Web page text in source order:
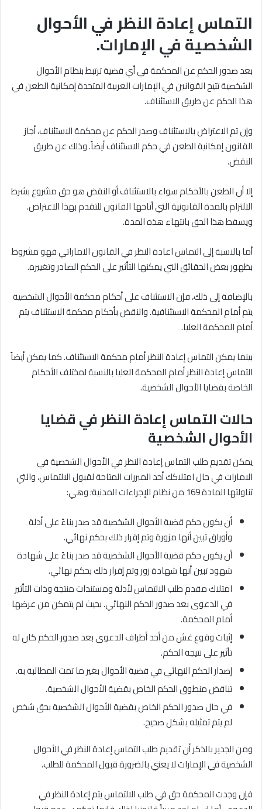
التماس إعادة النظر في الأحوال
الشخصية في الإمارات.
بعد صدور الحكم عن المحكمة في أي قضية ترتبط بنظام الأحوال
الشخصية تتيح القوانين في الإمارات العربية المتحدة إمكانية الطعن في
هذا الحكم عن طريق الاستئناف.
وإن تم الاعتراض بالاستئناف وصدر الحكم عن محكمة الاستئناف، أجاز
القانون إمكانية الطعن في حكم الاستئناف أيضاً. وذلك عن طريق
النقض.
إلا أن الطعن بالأحكام سواء بالاستئناف أو النقض هو حق مشروع بشرط
الالتزام بالمدة القانونية التي أتاحها القانون للتقدم بهذا الاعتراض.
ويسقط هذا الحق بانتهاء هذه المدة.
أما بالنسبة إلى التماس اعادة النظر في القانون الاماراتي فهو مشروط
بظهور بعض الحقائق التي يمكنها التأثير على الحكم الصادر وتغييره.
بالإضافة إلى ذلك، فإن الاستئناف على أحكام محكمة الأحوال الشخصية
يتم أمام المحكمة الاستئنافية. والنقض بأحكام محكمة الاستئناف يتم
أمام المحكمة العليا.
بينما يمكن التماس إعادة النظر أمام محكمة الاستئناف. كما يمكن أيضاً
التماس إعادة النظر أمام المحكمة العليا بالنسبة لمختلف الأحكام
الخاصة بقضايا الأحوال الشخصية.
حالات التماس إعادة النظر في قضايا
الأحوال الشخصية
يمكن تقديم طلب التماس إعادة النظر في الأحوال الشخصية في
الامارات في حال امتلاكك أحد المبررات المتاحة لقبول الالتماس، والتي
تناولتها المادة 169 من نظام الإجراءات المدنية؛ وهي:
أن يكون حكم قضية الأحوال الشخصية قد صدر بناءً على أدلة
وأوراق تبين أنها مزورة وتم إقرار ذلك بحكم نهائي.
أن يكون حكم قضية الأحوال الشخصية قد صدر بناءً على شهادة
شهود تبين أنها شهادة زور وتم إقرار ذلك بحكم نهائي.
امتلاك مقدم طلب الالتماس لأدلة ومستندات منتجة وذات التأثير
في الدعوى بعد صدور الحكم النهائي. بحيث لم يتمكن من عرضها
أمام المحكمة.
إثبات وقوع غش من أحد أطراف الدعوى بعد صدور الحكم كان له
تأثير على نتيجة الحكم.
إصدار الحكم النهائي في قضية الأحوال بغير ما تمت المطالبة به.
تناقض منطوق الحكم الخاص بقضية الأحوال الشخصية.
في حال صدور الحكم الخاص بقضية الأحوال الشخصية بحق شخص
لم يتم تمثيله بشكل صحيح.
ومن الجدير بالذكر أن تقديم طلب التماس إعادة النظر في الأحوال
الشخصية في الإمارات لا يعني بالضرورة قبول المحكمة للطلب.
فإن وجدت المحكمة حق في طلب الالتماس يتم إعادة النظر في